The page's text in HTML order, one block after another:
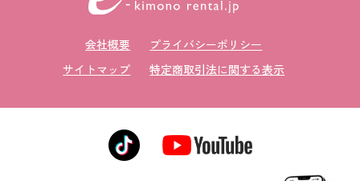
会社概要
プライバシーポリシー
サイトマップ
特定商取引法に関する表示